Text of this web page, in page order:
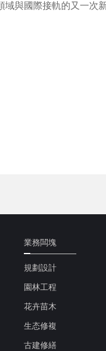
與國際接軌的又一次
業務闆塊
規劃設計
園林工程
花卉苗木
生态修複
古建修繕